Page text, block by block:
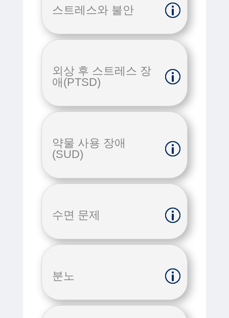
스트레스와 불안
외상 후 스트레스 장
애(PTSD)
약물 사용 장애
(SUD)
수면 문제
분노